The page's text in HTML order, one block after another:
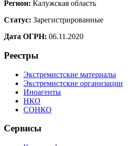
Регион: Калужская область
Статус: Зарегистрированные
Дата ОГРН: 06.11.2020
Реестры
Экстремистские материалы
Экстремистские организации
Иноагенты
НКО
СОНКО
Сервисы